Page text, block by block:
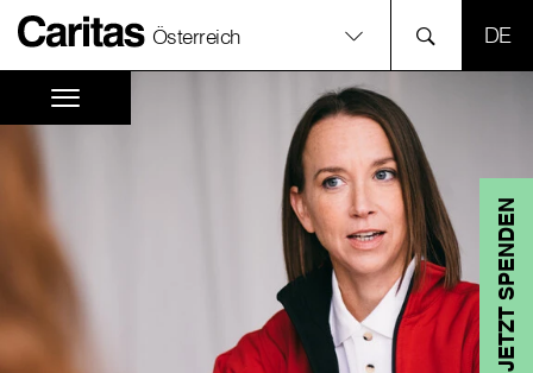
Österreich
JETZT SPENDEN